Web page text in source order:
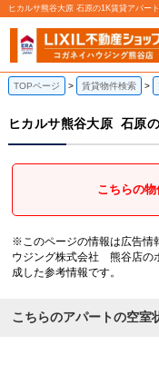
ヒカルサ熊谷大原 石原の1K賃貸アパ
TOPページ 賃貸物件検索
ヒカルサ熊谷大原 石原
こちらの物
※このページの情報は広告情
ウジング株式会社 熊谷店の
成した参考情報です。
こちらのアパートの空室